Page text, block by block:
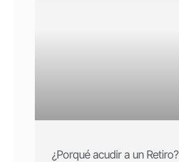
¿Porqué acudir a un Retiro?